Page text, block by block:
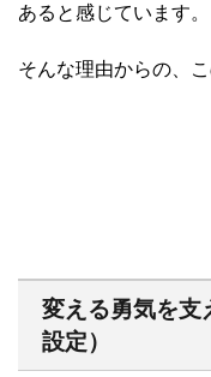
あると感じています。
そんな理由からの、
変える勇気を支
設定）